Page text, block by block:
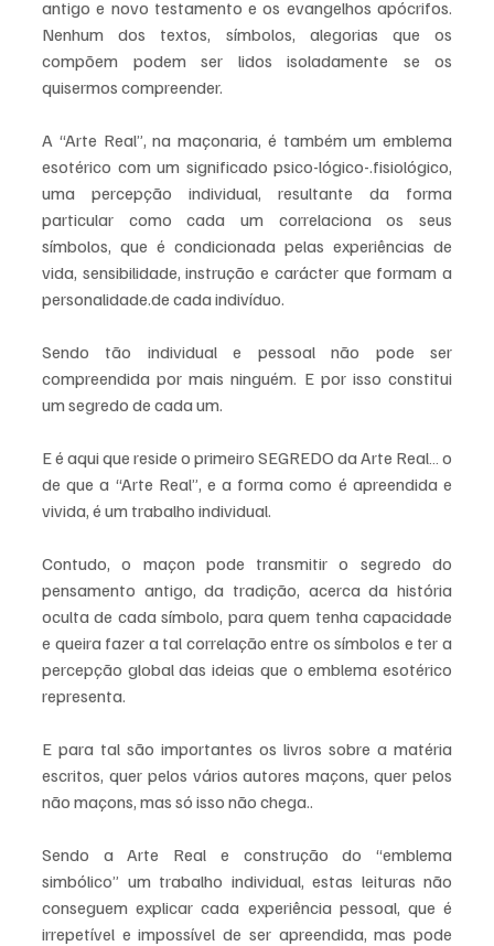
antigo e novo testamento e os evangelhos apócrifos.
Nenhum dos textos, símbolos, alegorias que os
compõem podem ser lidos isoladamente se os
quisermos compreender.
A “Arte Real”, na maçonaria, é também um emblema
esotérico com um significado psico-lógico-.fisiológico,
uma percepção individual, resultante da forma
particular como cada um correlaciona os seus
símbolos, que é condicionada pelas experiências de
vida, sensibilidade, instrução e carácter que formam a
personalidade.de cada indivíduo.
Sendo tão individual e pessoal não pode ser
compreendida por mais ninguém. E por isso constitui
um segredo de cada um.
E é aqui que reside o primeiro SEGREDO da Arte Real… o
de que a “Arte Real”, e a forma como é apreendida e
vivida, é um trabalho individual.
Contudo, o maçon pode transmitir o segredo do
pensamento antigo, da tradição, acerca da história
oculta de cada símbolo, para quem tenha capacidade
e queira fazer a tal correlação entre os símbolos e ter a
percepção global das ideias que o emblema esotérico
representa.
E para tal são importantes os livros sobre a matéria
escritos, quer pelos vários autores maçons, quer pelos
não maçons, mas só isso não chega..
Sendo a Arte Real e construção do “emblema
simbólico” um trabalho individual, estas leituras não
conseguem explicar cada experiência pessoal, que é
irrepetível e impossível de ser apreendida, mas pode